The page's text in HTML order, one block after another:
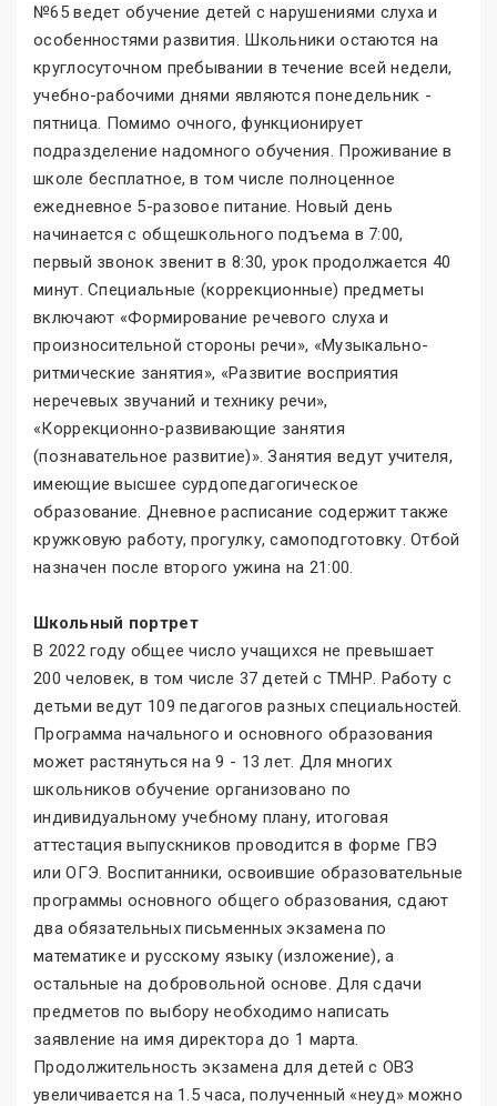
№65 ведет обучение детей с нарушениями слуха и
особенностями развития. Школьники остаются на
круглосуточном пребывании в течение всей недели,
учебно-рабочими днями являются понедельник -
пятница. Помимо очного, функционирует
подразделение надомного обучения. Проживание в
школе бесплатное, в том числе полноценное
ежедневное 5-разовое питание. Новый день
начинается с общешкольного подъема в 7:00,
первый звонок звенит в 8:30, урок продолжается 40
минут. Специальные (коррекционные) предметы
включают «Формирование речевого слуха и
произносительной стороны речи», «Музыкально-
ритмические занятия», «Развитие восприятия
неречевых звучаний и технику речи»,
«Коррекционно-развивающие занятия
(познавательное развитие)». Занятия ведут учителя,
имеющие высшее сурдопедагогическое
образование. Дневное расписание содержит также
кружковую работу, прогулку, самоподготовку. Отбой
назначен после второго ужина на 21:00.
Школьный портрет
В 2022 году общее число учащихся не превышает
200 человек, в том числе 37 детей с ТМНР. Работу с
детьми ведут 109 педагогов разных специальностей.
Программа начального и основного образования
может растянуться на 9 - 13 лет. Для многих
школьников обучение организовано по
индивидуальному учебному плану, итоговая
аттестация выпускников проводится в форме ГВЭ
или ОГЭ. Воспитанники, освоившие образовательные
программы основного общего образования, сдают
два обязательных письменных экзамена по
математике и русскому языку (изложение), а
остальные на добровольной основе. Для сдачи
предметов по выбору необходимо написать
заявление на имя директора до 1 марта.
Продолжительность экзамена для детей с ОВЗ
увеличивается на 1.5 часа, полученный «неуд» можно